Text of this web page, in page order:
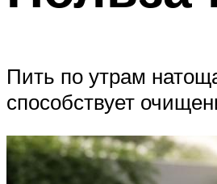
Пить по утрам
способствует